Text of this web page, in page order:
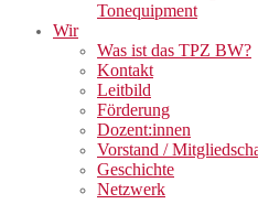
Tonequipment
Wir
Was ist das TPZ BW?
Kontakt
Leitbild
Förderung
Dozent:innen
Vorstand /
Geschichte
Netzwerk